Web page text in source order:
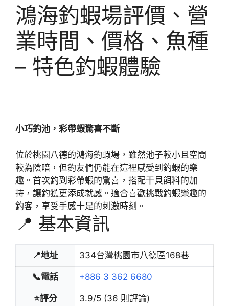
鴻海釣蝦場評價、營
業時間、價格、魚種
– 特色釣蝦體驗
小巧釣池，彩帶蝦驚喜不斷
位於桃園八德的鴻海釣蝦場，雖然池子較小且空間
較為陰暗，但釣友們仍能在這裡感受到釣蝦的樂
趣。首次釣到彩帶蝦的驚喜，搭配干貝餌料的加
持，讓釣獲更添成就感。適合喜歡挑戰釣蝦樂趣的
釣客，享受手感十足的刺激時刻。
📍 基本資訊
📍地址 334台灣桃園市八德區168巷
📞電話 +886 3 362 6680
⭐評分 3.9/5 (36 則評論)